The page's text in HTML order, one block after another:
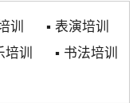
训 ▪ 表演培训
培训 ▪ 书法培训